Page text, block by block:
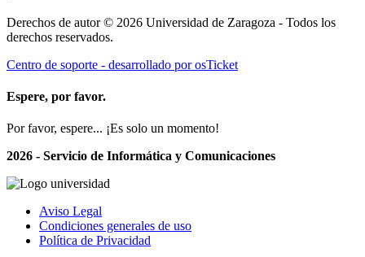
Derechos de autor © 2026 Universidad de Zaragoza - Todos los
derechos reservados.
Centro de soporte - desarrollado por osTicket
Espere, por favor.
Por favor, espere... ¡Es solo un momento!
2026 - Servicio de Informática y Comunicaciones
Aviso Legal
Condiciones generales de uso
Política de Privacidad